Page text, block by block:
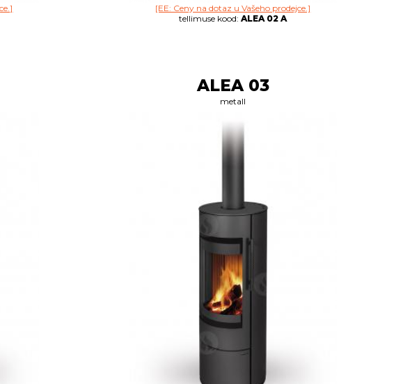
[EE: Ceny na dotaz u Vašeho prodejce.]
tellimuse kood:ALEA 02 A
ALEA 03
metall